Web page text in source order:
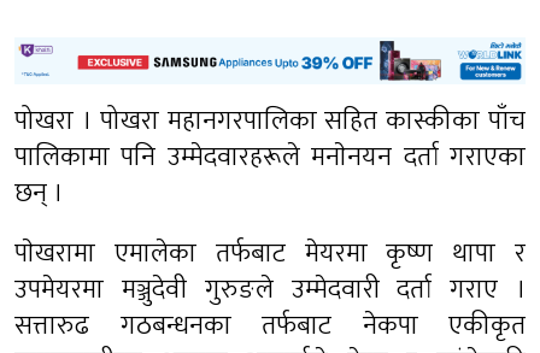
पोखरा । पोखरा महानगरपालिका सहित कास्कीका पाँच
पालिकामा पनि उम्मेदवारहरूले मनाेनयन दर्ता गराएका
छन् ।
पाेखरामा एमालेका तर्फबाट मेयरमा कृष्ण थापा र
उपमेयरमा मञ्जुदेवी गुरुङले उम्मेदवारी दर्ता गराए ।
सत्तारुढ गठबन्धनका तर्फबाट नेकपा एकीकृत